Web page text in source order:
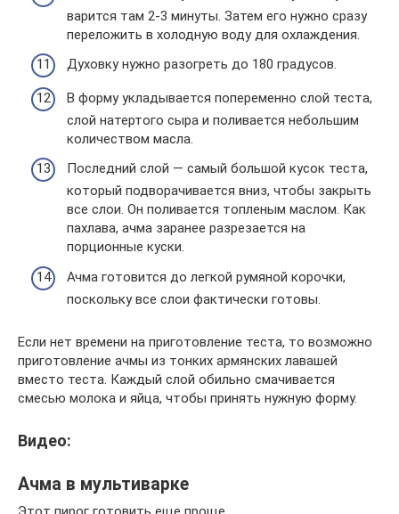
варится там 2-3 минуты. Затем его нужно сразу
переложить в холодную воду для охлаждения.
Духовку нужно разогреть до 180 градусов.
В форму укладывается попеременно слой теста,
слой натертого сыра и поливается небольшим
количеством масла.
Последний слой — самый большой кусок теста,
который подворачивается вниз, чтобы закрыть
все слои. Он поливается топленым маслом. Как
пахлава, ачма заранее разрезается на
порционные куски.
Ачма готовится до легкой румяной корочки,
поскольку все слои фактически готовы.
Если нет времени на приготовление теста, то возможно
приготовление ачмы из тонких армянских лавашей
вместо теста. Каждый слой обильно смачивается
смесью молока и яйца, чтобы принять нужную форму.
Видео:
Ачма в мультиварке